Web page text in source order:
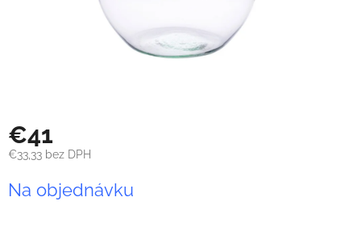
€41
€33,33 bez DPH
cena:
Na objednávku